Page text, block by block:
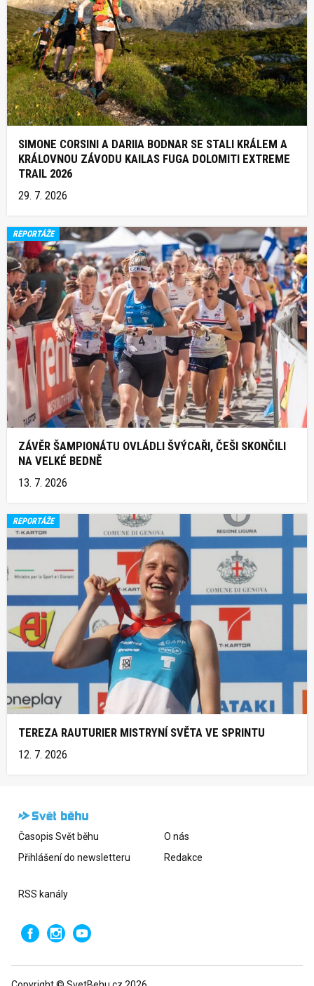
SIMONE CORSINI A DARIIA BODNAR SE STALI KRÁLEM A
KRÁLOVNOU ZÁVODU KAILAS FUGA DOLOMITI EXTREME
TRAIL 2026
29. 7. 2026
REPORTÁŽE
ZÁVĚR ŠAMPIONÁTU OVLÁDLI ŠVÝCAŘI, ČEŠI SKONČILI
NA VELKÉ BEDNĚ
13. 7. 2026
REPORTÁŽE
TEREZA RAUTURIER MISTRYNÍ SVĚTA VE SPRINTU
12. 7. 2026
Časopis Svět běhu
Přihlášení do newsletteru
O nás
Redakce
RSS kanály